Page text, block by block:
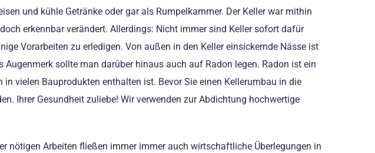
und kühle Getränke oder gar als Rumpelkammer. Der Keller war mithin
erkennbar verändert. Allerdings: Nicht immer sind Keller sofort dafür
Vorarbeiten zu erledigen. Von außen in den Keller einsickernde Nässe ist
sollte man darüber hinaus auch auf Radon legen. Radon ist ein
vielen Bauprodukten enthalten ist. Bevor Sie einen Kellerumbau in die
Ihrer Gesundheit zuliebe! Wir verwenden zur Abdichtung hochwertige
nötigen Arbeiten fließen immer immer auch wirtschaftliche Überlegungen in